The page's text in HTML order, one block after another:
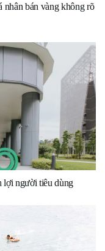
nhân bán vàng không rõ
lợi người tiêu dùng